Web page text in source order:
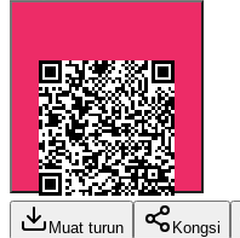
Muat turun Kongsi